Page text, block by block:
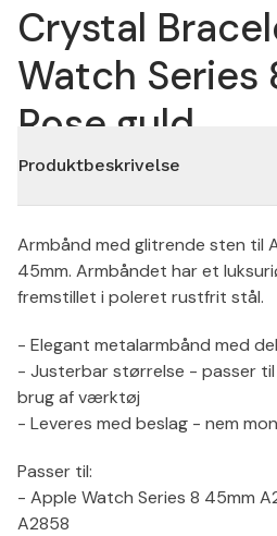
Crystal
Watch Series
Rose guld
Produktbeskrivelse
Armbånd med glitrende sten til
45mm. Armbåndet har et
fremstillet i poleret rustfrit stål.
- Elegant metalarmbånd med
- Justerbar størrelse - passer
brug af værktøj
- Leveres med beslag - nem
Passer til:
- Apple Watch Series 8 45mm
A2858